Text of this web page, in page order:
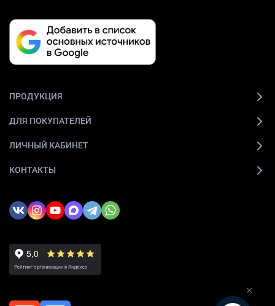
ПРОДУКЦИЯ
ДЛЯ ПОКУПАТЕЛЕЙ
ЛИЧНЫЙ КАБИНЕТ
КОНТАКТЫ
×